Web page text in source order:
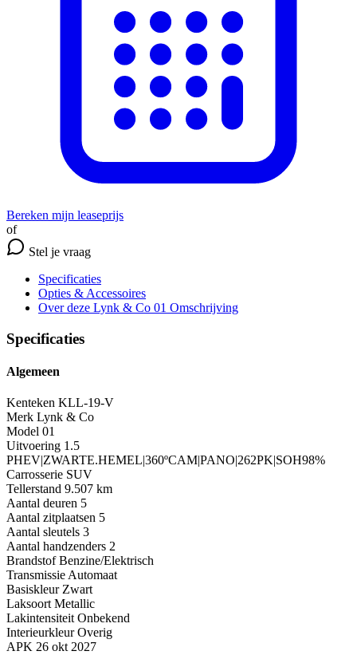
Bereken mijn leaseprijs
of
Stel je vraag
Specificaties
Opties & Accessoires
Over deze Lynk & Co 01 Omschrijving
Specificaties
Algemeen
Kenteken KLL-19-V
Merk Lynk & Co
Model 01
Uitvoering 1.5
PHEV|ZWARTE.HEMEL|360ºCAM|PANO|262PK|SOH98%
Carrosserie SUV
Tellerstand 9.507 km
Aantal deuren 5
Aantal zitplaatsen 5
Aantal sleutels 3
Aantal handzenders 2
Brandstof Benzine/Elektrisch
Transmissie Automaat
Basiskleur Zwart
Laksoort Metallic
Lakintensiteit Onbekend
Interieurkleur Overig
APK 26 okt 2027